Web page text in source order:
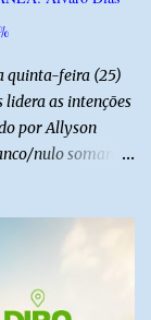
quinta-feira (25)
lidera as intenções
por Allyson
nulo somaram
levantamento
e nível de